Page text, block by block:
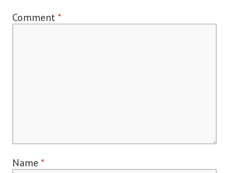
Comment *
Name *